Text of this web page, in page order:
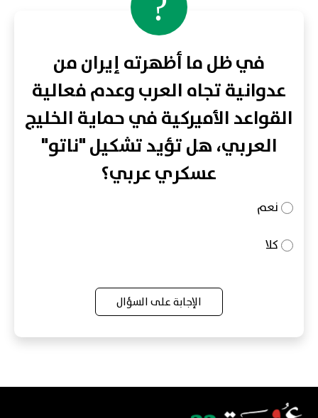
في ظل ما أظهرته إيران من
عدوانية تجاه العرب وعدم فعالية
القواعد الأميركية في حماية الخليج
العربي، هل تؤيد تشكيل "ناتو"
عسكري عربي؟
نعم
كلا
الإجابة على السؤال